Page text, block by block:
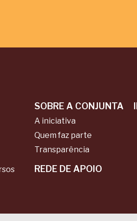
SOBRE A CONJUNTA
A iniciativa
Quem faz parte
Transparência
REDE DE APOIO